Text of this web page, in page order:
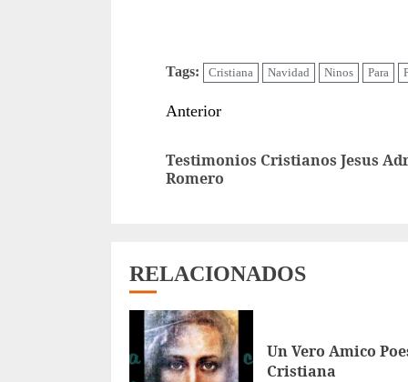
Tags: Cristiana Navidad Ninos Para
Sigue
leyendo
Anterior
Testimonios Cristianos Jesus
Romero
RELACIONADOS
Un Vero Amico
Cristiana